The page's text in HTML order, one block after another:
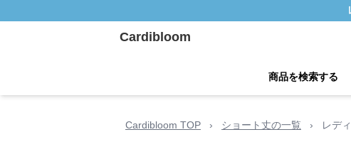
Cardibloom
商品を検索する
Cardibloom TOP › ショート丈の一覧 › レデ